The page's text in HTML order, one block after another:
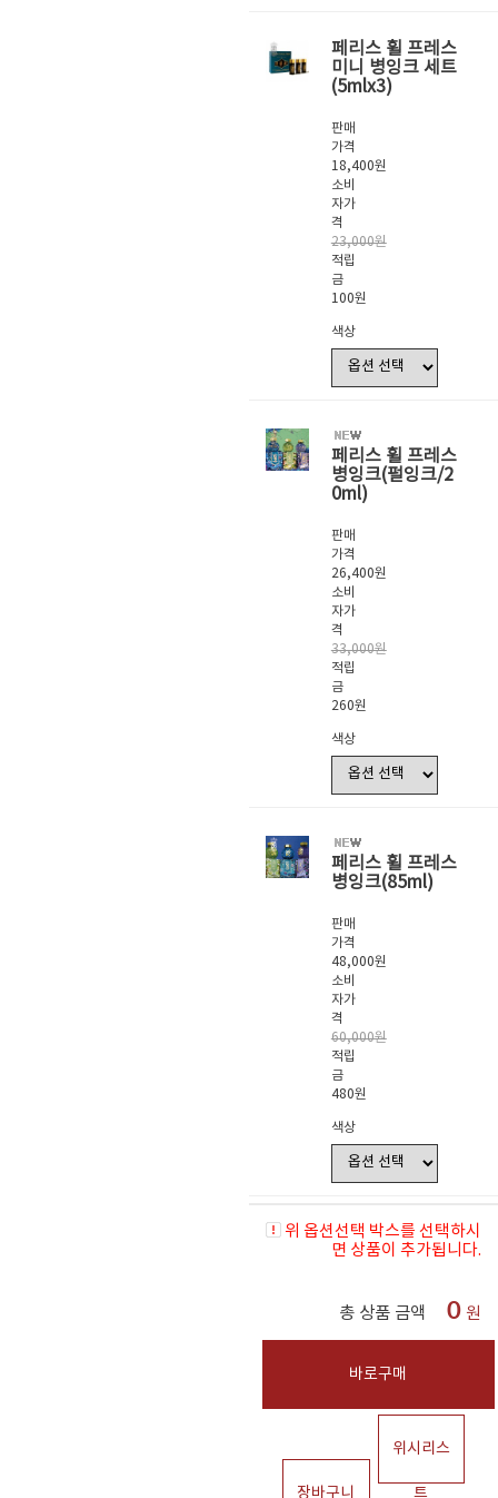
페리스 휠 프레스
미니 병잉크 세트
(5mlx3)
판매
가격
18,400원
소비
자가
격
23,000원
적립
금
100원
색상
페리스 휠 프레스
병잉크(펄잉크/2
0ml)
판매
가격
26,400원
소비
자가
격
33,000원
적립
금
260원
색상
페리스 휠 프레스
병잉크(85ml)
판매
가격
48,000원
소비
자가
격
60,000원
적립
금
480원
색상
위 옵션선택 박스를 선택하시
면 상품이 추가됩니다.
총 상품 금액 0 원
바로구매
장바구니
위시리스
트